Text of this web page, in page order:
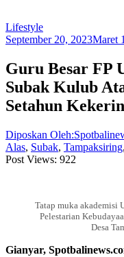
Lifestyle
September 20, 2023Maret
Guru Besar FP
Subak Kulub
Setahun
Diposkan
Alas, Subak, Tampaksiring,
Post Views: 922
Tatap muka akademisi
Pelestarian
Desa
Gianyar,